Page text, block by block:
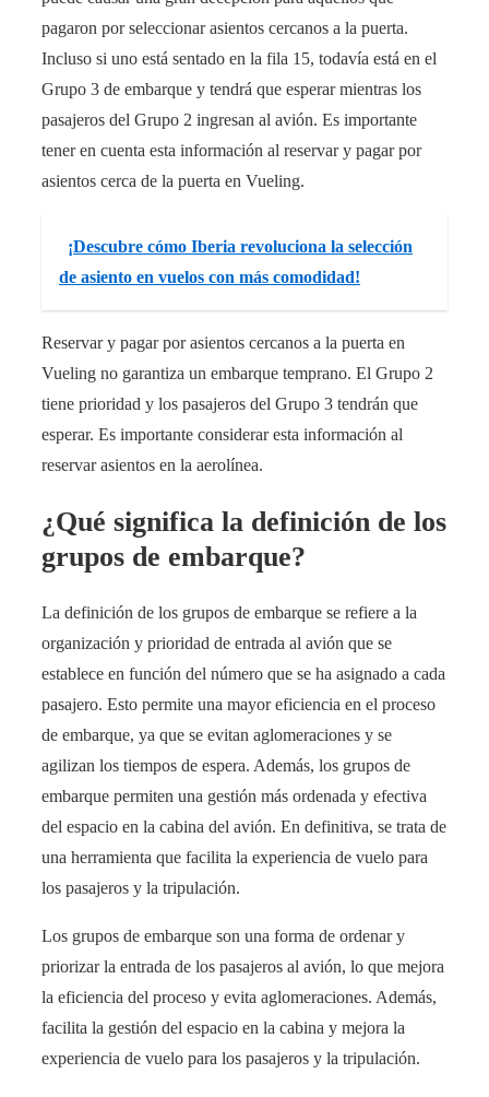
pagaron por seleccionar asientos cercanos a la puerta.
Incluso si uno está sentado en la fila 15, todavía está en el
Grupo 3 de embarque y tendrá que esperar mientras los
pasajeros del Grupo 2 ingresan al avión. Es importante
tener en cuenta esta información al reservar y pagar por
asientos cerca de la puerta en Vueling.
¡Descubre cómo Iberia revoluciona la selección
de asiento en vuelos con más comodidad!
Reservar y pagar por asientos cercanos a la puerta en
Vueling no garantiza un embarque temprano. El Grupo 2
tiene prioridad y los pasajeros del Grupo 3 tendrán que
esperar. Es importante considerar esta información al
reservar asientos en la aerolínea.
¿Qué significa la definición de los
grupos de embarque?
La definición de los grupos de embarque se refiere a la
organización y prioridad de entrada al avión que se
establece en función del número que se ha asignado a cada
pasajero. Esto permite una mayor eficiencia en el proceso
de embarque, ya que se evitan aglomeraciones y se
agilizan los tiempos de espera. Además, los grupos de
embarque permiten una gestión más ordenada y efectiva
del espacio en la cabina del avión. En definitiva, se trata de
una herramienta que facilita la experiencia de vuelo para
los pasajeros y la tripulación.
Los grupos de embarque son una forma de ordenar y
priorizar la entrada de los pasajeros al avión, lo que mejora
la eficiencia del proceso y evita aglomeraciones. Además,
facilita la gestión del espacio en la cabina y mejora la
experiencia de vuelo para los pasajeros y la tripulación.